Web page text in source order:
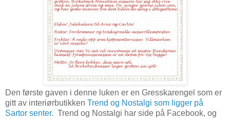
Den første gaven i denne luken er en Gresskarengel som er
gitt av interiørbutikken Trend og Nostalgi som ligger på
Sartor senter. Trend og Nostalgi har side på Facebook, og